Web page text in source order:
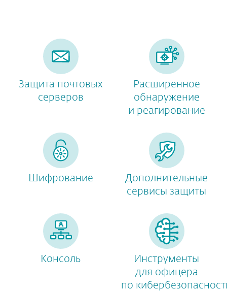
Защита почтовых
серверов
Расширенное
обнаружение
и реагирование
Шифрование
Дополнительные
сервисы защиты
Консоль
Инструменты
для офицера
по